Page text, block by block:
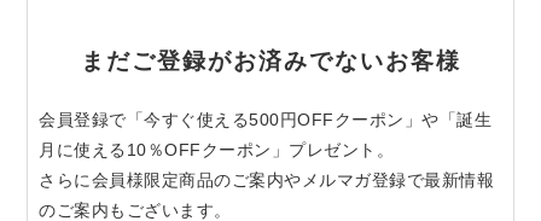
まだご登録がお済みでないお客様
会員登録で「今すぐ使える500円OFFクーポン」や「誕生
月に使える10％OFFクーポン」プレゼント。
さらに会員様限定商品のご案内やメルマガ登録で最新情報
のご案内もございます。